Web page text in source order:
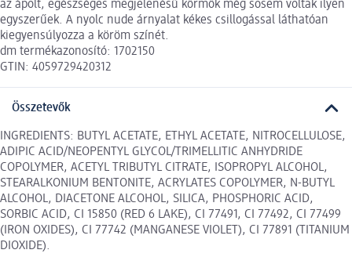
az ápolt, egészséges megjelenésű körmök még sosem voltak ilyen
egyszerűek. A nyolc nude árnyalat kékes csillogással láthatóan
kiegyensúlyozza a köröm színét.
dm termékazonosító: 1702150
GTIN: 4059729420312
Összetevők
INGREDIENTS: BUTYL ACETATE, ETHYL ACETATE, NITROCELLULOSE,
ADIPIC ACID/NEOPENTYL GLYCOL/TRIMELLITIC ANHYDRIDE
COPOLYMER, ACETYL TRIBUTYL CITRATE, ISOPROPYL ALCOHOL,
STEARALKONIUM BENTONITE, ACRYLATES COPOLYMER, N-BUTYL
ALCOHOL, DIACETONE ALCOHOL, SILICA, PHOSPHORIC ACID,
SORBIC ACID, CI 15850 (RED 6 LAKE), CI 77491, CI 77492, CI 77499
(IRON OXIDES), CI 77742 (MANGANESE VIOLET), CI 77891 (TITANIUM
DIOXIDE).